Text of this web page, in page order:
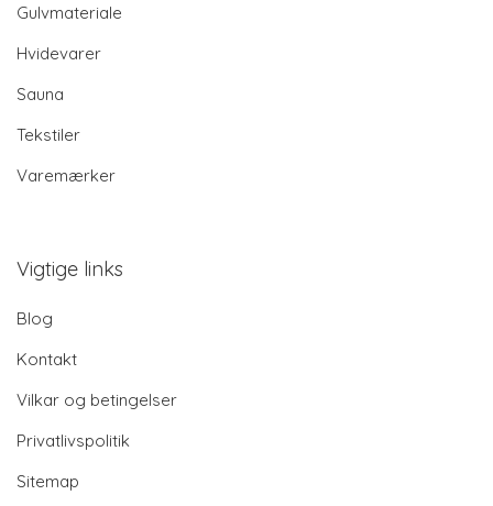
Gulvmateriale
Hvidevarer
Sauna
Tekstiler
Varemærker
Vigtige links
Blog
Kontakt
Vilkar og betingelser
Privatlivspolitik
Sitemap